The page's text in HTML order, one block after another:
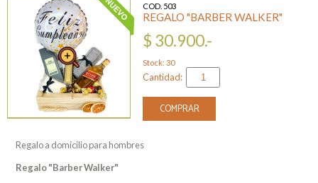
COD. 503
REGALO "BARBER WALKER"
$ 30.900.-
Stock: 30
Cantidad:
COMPRAR
Regalo a domicilio para hombres
Regalo "Barber Walker"